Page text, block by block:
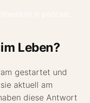
Leben?
gestartet und
aktuell am
diese Antwort